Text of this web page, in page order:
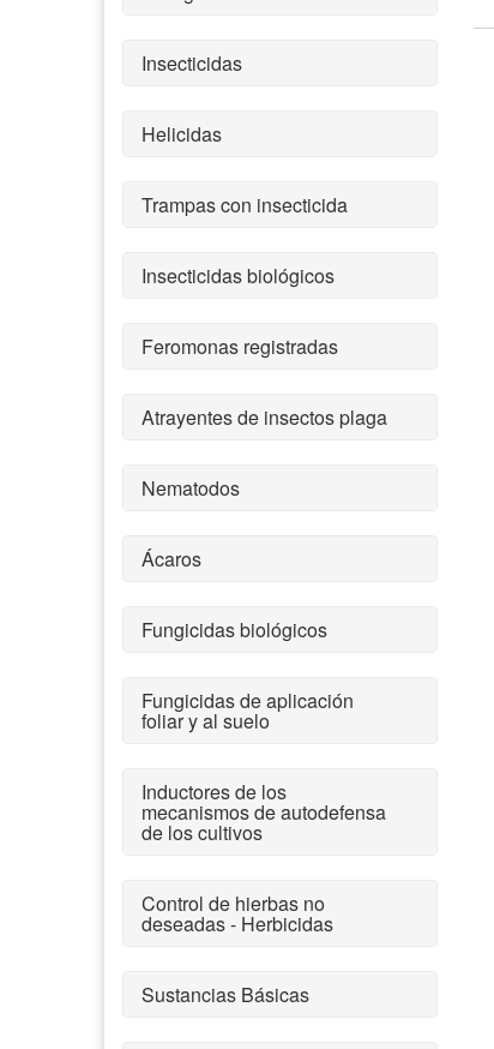
Insecticidas
Helicidas
Trampas con insecticida
Insecticidas biológicos
Feromonas registradas
Atrayentes de insectos plaga
Nematodos
Ácaros
Fungicidas biológicos
Fungicidas de aplicación
foliar y al suelo
Inductores de los
mecanismos de autodefensa
de los cultivos
Control de hierbas no
deseadas - Herbicidas
Sustancias Básicas